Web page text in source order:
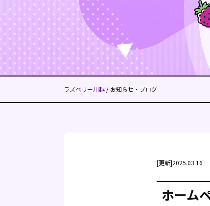
ラズベリー川越 / お知らせ・ブログ
[更新]2025.03.16
ホーム